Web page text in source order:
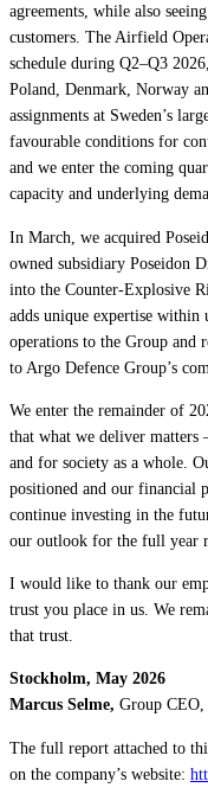
agreements, while also
customers. The Airfield
schedule during Q2–Q3
Poland, Denmark, Norway
assignments at Sweden’s
favourable conditions for
and we enter the coming
capacity and underlying
In March, we acquired
owned subsidiary Poseidon
into the Counter-Explosive
adds unique expertise within
operations to the Group and
to Argo Defence Group’s
We enter the remainder of
that what we deliver matters
and for society as a whole.
positioned and our financial
continue investing in the
our outlook for the full year
I would like to thank our
trust you place in us. We
that trust.
Stockholm, May 2026
Marcus Selme, Group
The full report attached to
on the company’s website: